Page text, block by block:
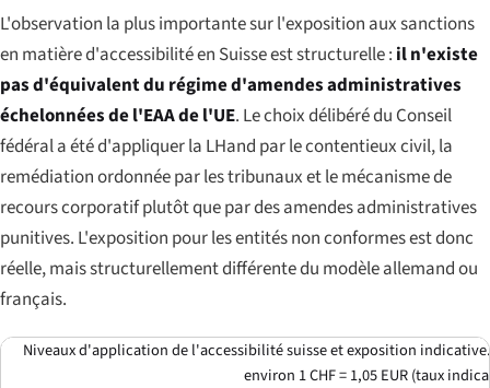
L'observation la plus importante sur l'exposition aux sanctions
en matière d'accessibilité en Suisse est structurelle : il n'existe
pas d'équivalent du régime d'amendes administratives
échelonnées de l'EAA de l'UE. Le choix délibéré du Conseil
fédéral a été d'appliquer la LHand par le contentieux civil, la
remédiation ordonnée par les tribunaux et le mécanisme de
recours corporatif plutôt que par des amendes administratives
punitives. L'exposition pour les entités non conformes est donc
réelle, mais structurellement différente du modèle allemand ou
français.
Niveaux d'application de l'accessibilité suisse et exposition indicative.
environ 1 CHF = 1,05 EUR (taux